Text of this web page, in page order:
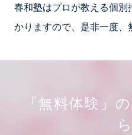
春和塾はプロが教える個
かりますので、是非一度、
「無料体験」